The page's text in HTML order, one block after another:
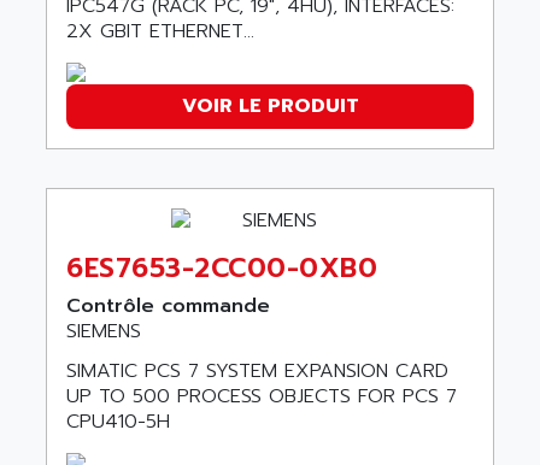
AC MAINSPINDLE
KDA
KDS
BUM
BUS
DIAX 4
cms3
CMS
PARVEX
AMS
R6TXB
ADANI PSC
ADAPTATIVE
ADAPTEC
ADC AUTOMATICA
ADDA
ADDER
ADDI DATA
ADEL SYSTEM
ADEPT
IPC547G (RACK PC, 19", 4HU), INTERFACES:
2X GBIT ETHERNET...
VOIR LE PRODUIT
6ES7653-2CC00-0XB0
Contrôle commande
SIEMENS
SIMATIC PCS 7 SYSTEM EXPANSION CARD
UP TO 500 PROCESS OBJECTS FOR PCS 7
CPU410-5H